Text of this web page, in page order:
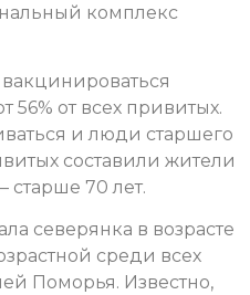
комплекс
от всех привитых.
и люди старшего
составили жители
старше 70 лет.
северянка в возрасте
среди всех
Поморья. Известно,